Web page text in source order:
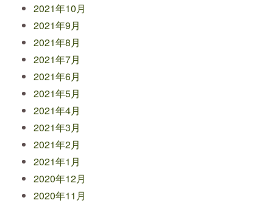
2021年10月
2021年9月
2021年8月
2021年7月
2021年6月
2021年5月
2021年4月
2021年3月
2021年2月
2021年1月
2020年12月
2020年11月